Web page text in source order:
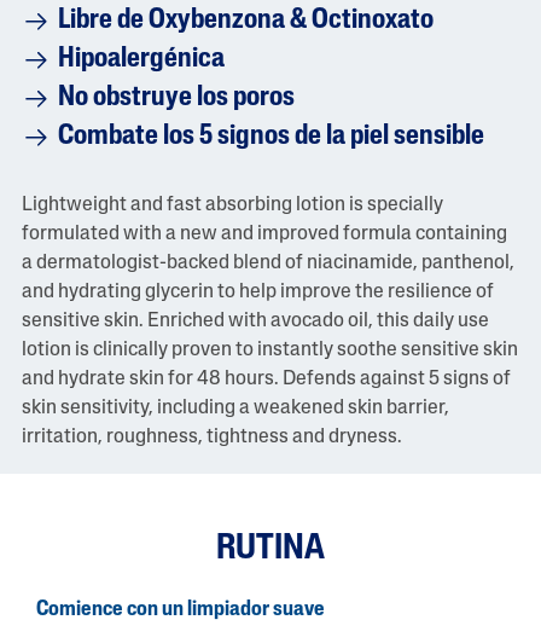
Lightweight and fast absorbing lotion is specially
formulated with a new and improved formula containing
a dermatologist-backed blend of niacinamide, panthenol,
and hydrating glycerin to help improve the resilience of
sensitive skin. Enriched with avocado oil, this daily use
lotion is clinically proven to instantly soothe sensitive skin
and hydrate skin for 48 hours. Defends against 5 signs of
skin sensitivity, including a weakened skin barrier,
irritation, roughness, tightness and dryness.
Libre de Oxybenzona & Octinoxato
Hipoalergénica
No obstruye los poros
Combate los 5 signos de la piel sensible
RUTINA
Comience con un limpiador suave